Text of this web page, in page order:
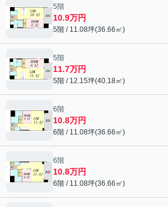
5階
10.9万円
5階 / 11.08坪(36.66㎡)
5階
11.7万円
5階 / 12.15坪(40.18㎡)
6階
10.8万円
6階 / 11.08坪(36.66㎡)
6階
10.8万円
6階 / 11.08坪(36.66㎡)